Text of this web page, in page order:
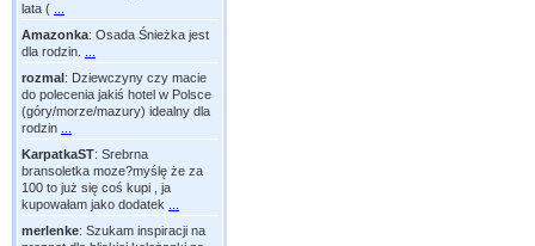
lata (
Amazonka: Osada Śnieżka jest
dla rodzin.
rozmal: Dziewczyny czy macie
do polecenia jakiś hotel w Polsce
(góry/morze/mazury) idealny dla
rodzin
KarpatkaST: Srebrna
bransoletka moze?myślę że za
100 to już się coś kupi , ja
kupowałam jako dodatek
merlenke: Szukam inspiracji na